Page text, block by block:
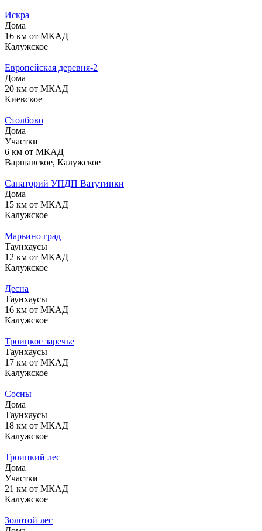
Искра
Дома
16 км от МКАД
Калужское
Европейская деревня-2
Дома
20 км от МКАД
Киевское
Столбово
Дома
Участки
6 км от МКАД
Варшавское, Калужское
Санаторий УПДП Ватутинки
Дома
15 км от МКАД
Калужское
Марьино град
Таунхаусы
12 км от МКАД
Калужское
Десна
Таунхаусы
16 км от МКАД
Калужское
Троицкое заречье
Таунхаусы
17 км от МКАД
Калужское
Сосны
Дома
Таунхаусы
18 км от МКАД
Калужское
Троицкий лес
Дома
Участки
21 км от МКАД
Калужское
Золотой лес